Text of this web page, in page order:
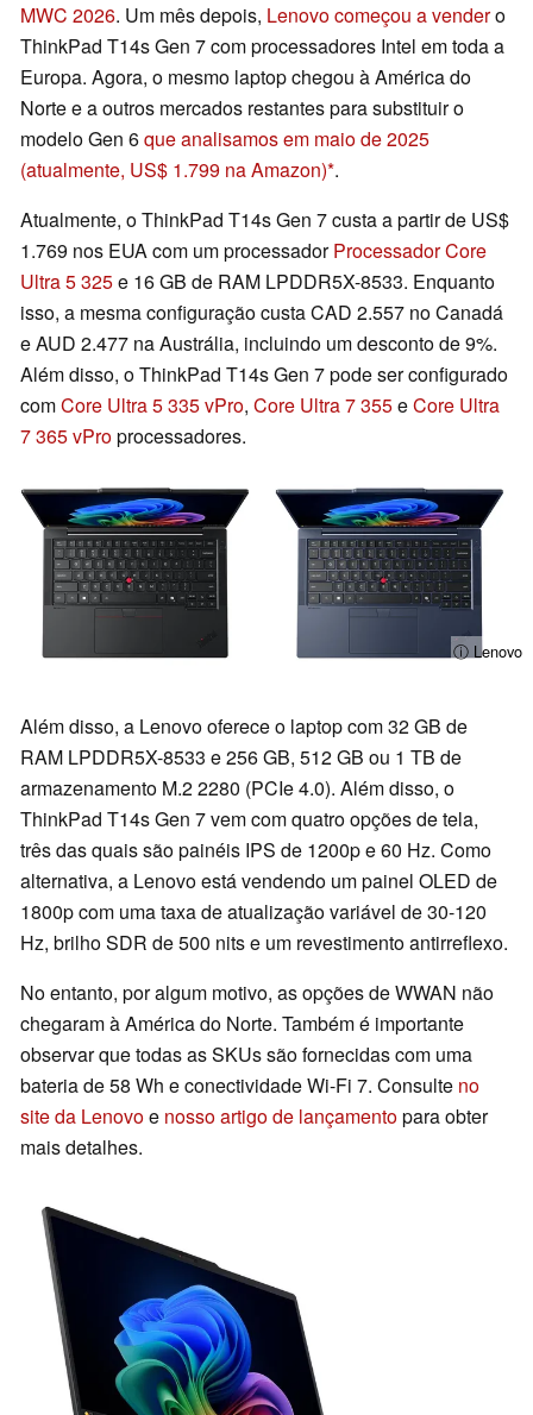
MWC 2026. Um mês depois, Lenovo começou a vendero
ThinkPad T14s Gen 7 com processadores Intel em toda a
Europa. Agora, o mesmo laptop chegou à América do
Norte e a outros mercados restantes para substituir o
modelo Gen 6que analisamos em maio de 2025
(atualmente, US$ 1.799 na Amazon) .
Atualmente, o ThinkPad T14s Gen 7 custa a partir de US$
1.769 nos EUA com um processadorProcessador Core
Ultra 5 325e 16 GB de RAM LPDDR5X-8533. Enquanto
isso, a mesma configuração custa CAD 2.557 no Canadá
e AUD 2.477 na Austrália, incluindo um desconto de 9%.
Além disso, o ThinkPad T14s Gen 7 pode ser configurado
comCore Ultra 5 335 vPro, Core Ultra 7 355eCore Ultra
7 365 vProprocessadores.
ⓘ Lenovo
Além disso, a Lenovo oferece o laptop com 32 GB de
RAM LPDDR5X-8533 e 256 GB, 512 GB ou 1 TB de
armazenamento M.2 2280 (PCIe 4.0). Além disso, o
ThinkPad T14s Gen 7 vem com quatro opções de tela,
três das quais são painéis IPS de 1200p e 60 Hz. Como
alternativa, a Lenovo está vendendo um painel OLED de
1800p com uma taxa de atualização variável de 30-120
Hz, brilho SDR de 500 nits e um revestimento antirreflexo.
No entanto, por algum motivo, as opções de WWAN não
chegaram à América do Norte. Também é importante
observar que todas as SKUs são fornecidas com uma
bateria de 58 Wh e conectividade Wi-Fi 7. Consulte no
site da Lenovoe nosso artigo de lançamentopara obter
mais detalhes.